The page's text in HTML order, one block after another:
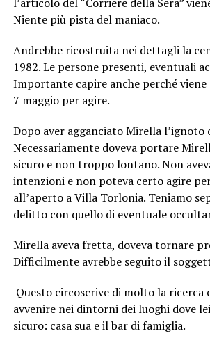
Niente più pista del maniaco.
Andrebbe ricostruita nei dettagli la
1982. Le persone presenti, eventuali
Importante capire anche perché viene
7 maggio per agire.
Dopo aver agganciato Mirella l’ignoto
Necessariamente doveva portare
sicuro e non troppo lontano. Non
intenzioni e non poteva certo agire
all’aperto a Villa Torlonia. Teniamo
delitto con quello di eventuale
Mirella aveva fretta, doveva tornare
Difficilmente avrebbe seguito il
Questo circoscrive di molto la ricerca
avvenire nei dintorni dei luoghi dove
sicuro: casa sua e il bar di famiglia.